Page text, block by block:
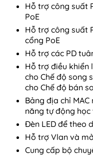
Hỗ trợ công suất
PoE
Hỗ trợ công suất
cổng PoE
Hỗ trợ các PD
Hỗ trợ điều khiển
cho Chế độ song
cho Chế độ bán
Bảng địa chỉ MAC
năng tự động
Đèn LED để theo
Hỗ trợ Vlan và
Cung cấp bộ